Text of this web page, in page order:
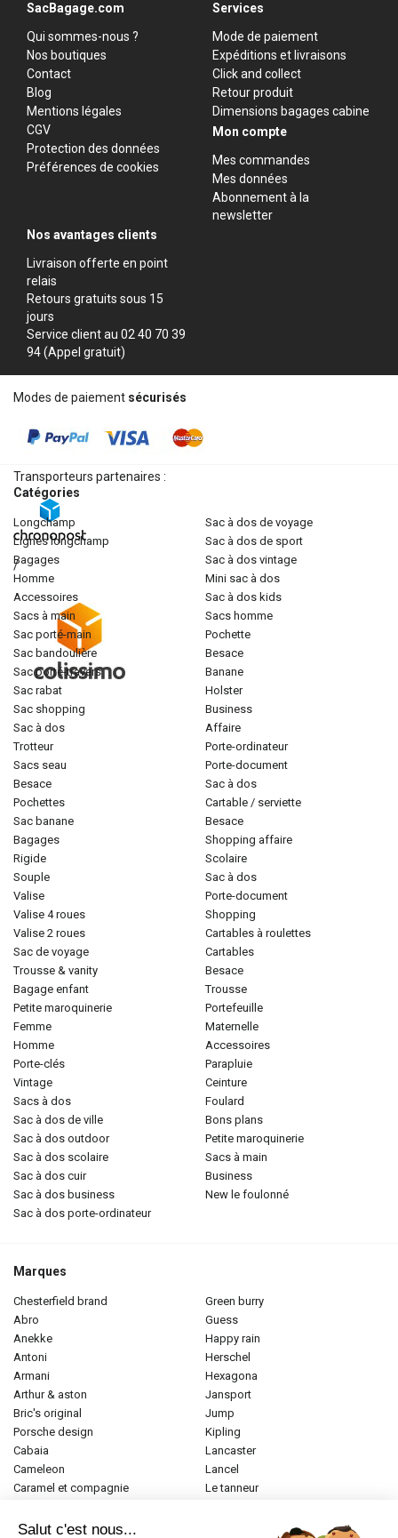
SacBagage.com
Qui sommes-nous ?
Nos boutiques
Contact
Blog
Mentions légales
CGV
Protection des données
Préférences de cookies
Services
Mode de paiement
Expéditions et livraisons
Click and collect
Retour produit
Dimensions bagages cabine
Mon compte
Mes commandes
Mes données
Abonnement à la
newsletter
Nos avantages clients
Livraison offerte en point
relais
Retours gratuits sous 15
jours
Service client au 02 40 70 39
94 (Appel gratuit)
Modes de paiement sécurisés
Transporteurs partenaires :
/
Catégories
longchamp
lignes longchamp
bagages
homme
accessoires
sacs à main
sac porté-main
sac bandoulière
sac porté-travers
sac rabat
sac shopping
sac à dos
trotteur
sacs seau
besace
pochettes
sac banane
bagages
rigide
souple
valise
valise 4 roues
valise 2 roues
sac de voyage
trousse & vanity
bagage enfant
petite maroquinerie
femme
homme
porte-clés
vintage
sacs à dos
sac à dos de ville
sac à dos outdoor
sac à dos scolaire
sac à dos cuir
sac à dos business
sac à dos porte-ordinateur
sac à dos de voyage
sac à dos de sport
sac à dos vintage
mini sac à dos
sac à dos kids
sacs homme
pochette
besace
banane
holster
business
affaire
porte-ordinateur
porte-document
sac à dos
cartable / serviette
besace
shopping affaire
scolaire
sac à dos
porte-document
shopping
cartables à roulettes
cartables
besace
trousse
portefeuille
maternelle
accessoires
parapluie
ceinture
foulard
bons plans
petite maroquinerie
sacs à main
business
new le foulonné
Marques
chesterfield brand
abro
anekke
antoni
armani
arthur & aston
bric's original
porsche design
cabaia
cameleon
caramel et compagnie
donna celi
green burry
guess
happy rain
herschel
hexagona
jansport
jump
kipling
lancaster
lancel
le tanneur
Salut c'est nous...